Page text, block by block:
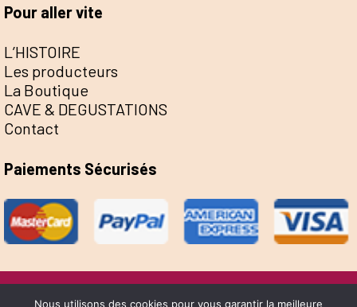
Pour aller vite
L’HISTOIRE
Les producteurs
La Boutique
CAVE & DEGUSTATIONS
Contact
Paiements Sécurisés
@Escale de la Save 2022 - Réalisation Sophie
Nous utilisons des cookies pour vous garantir la meilleure